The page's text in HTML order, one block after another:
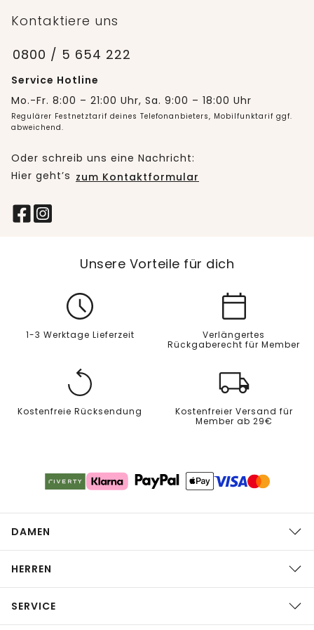
Kontaktiere uns
0800 / 5 654 222
Service Hotline
Mo.-Fr. 8:00 – 21:00 Uhr, Sa. 9:00 – 18:00 Uhr
Regulärer Festnetztarif deines Telefonanbieters, Mobilfunktarif ggf.
abweichend.
Oder schreib uns eine Nachricht:
Hier geht’s zum Kontaktformular
Unsere Vorteile für dich
1-3 Werktage Lieferzeit
Verlängertes
Rückgaberecht für Member
Kostenfreie Rücksendung
Kostenfreier Versand für
Member ab 29€
DAMEN
HERREN
SERVICE